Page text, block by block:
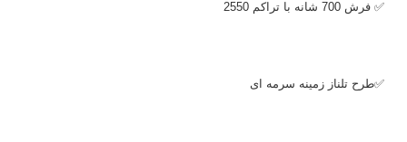
✅ فرش 700 شانه با تراکم 2550
✅طرح تلناز زمینه سرمه ای